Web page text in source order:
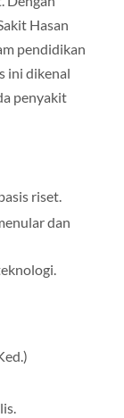
Hasan
pendidikan
ini dikenal
penyakit
riset.
dan